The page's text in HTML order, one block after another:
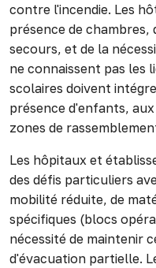
contre l'incendie. Les
présence de chambres,
secours, et de la
ne connaissent pas les
scolaires doivent
présence d'enfants,
zones de
Les hôpitaux et
des défis particuliers
mobilité réduite, de
spécifiques (blocs
nécessité de maintenir
d'évacuation partielle.